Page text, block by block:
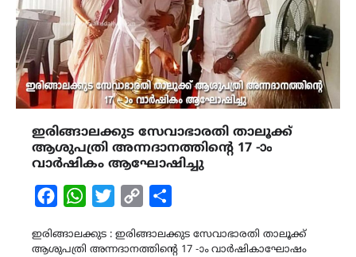
ഇരിങ്ങാലക്കുട സേവാഭാരതി താലൂക്ക്
ആശുപത്രി അന്നദാനത്തിന്റെ 17 -ാം
വാർഷികം ആഘോഷിച്ചു
FacebookWhatsAppTwitterCopy
ഇരിങ്ങാലക്കുട : ഇരിങ്ങാലക്കുട സേവാഭാരതി താലൂക്ക്
ആശുപത്രി അന്നദാനത്തിന്റെ 17 -ാം വാർഷികാഘോഷം